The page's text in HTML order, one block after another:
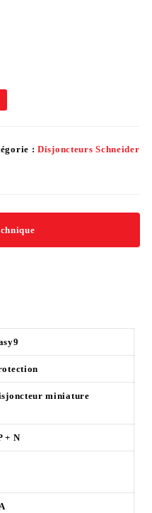
:Disjoncteurs Schneider
miniature
+ N